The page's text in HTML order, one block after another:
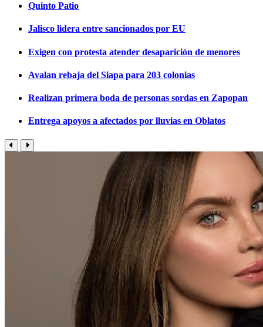
Quinto Patio
Jalisco lidera entre sancionados por EU
Exigen con protesta atender desaparición de menores
Avalan rebaja del Siapa para 203 colonias
Realizan primera boda de personas sordas en Zapopan
Entrega apoyos a afectados por lluvias en Oblatos